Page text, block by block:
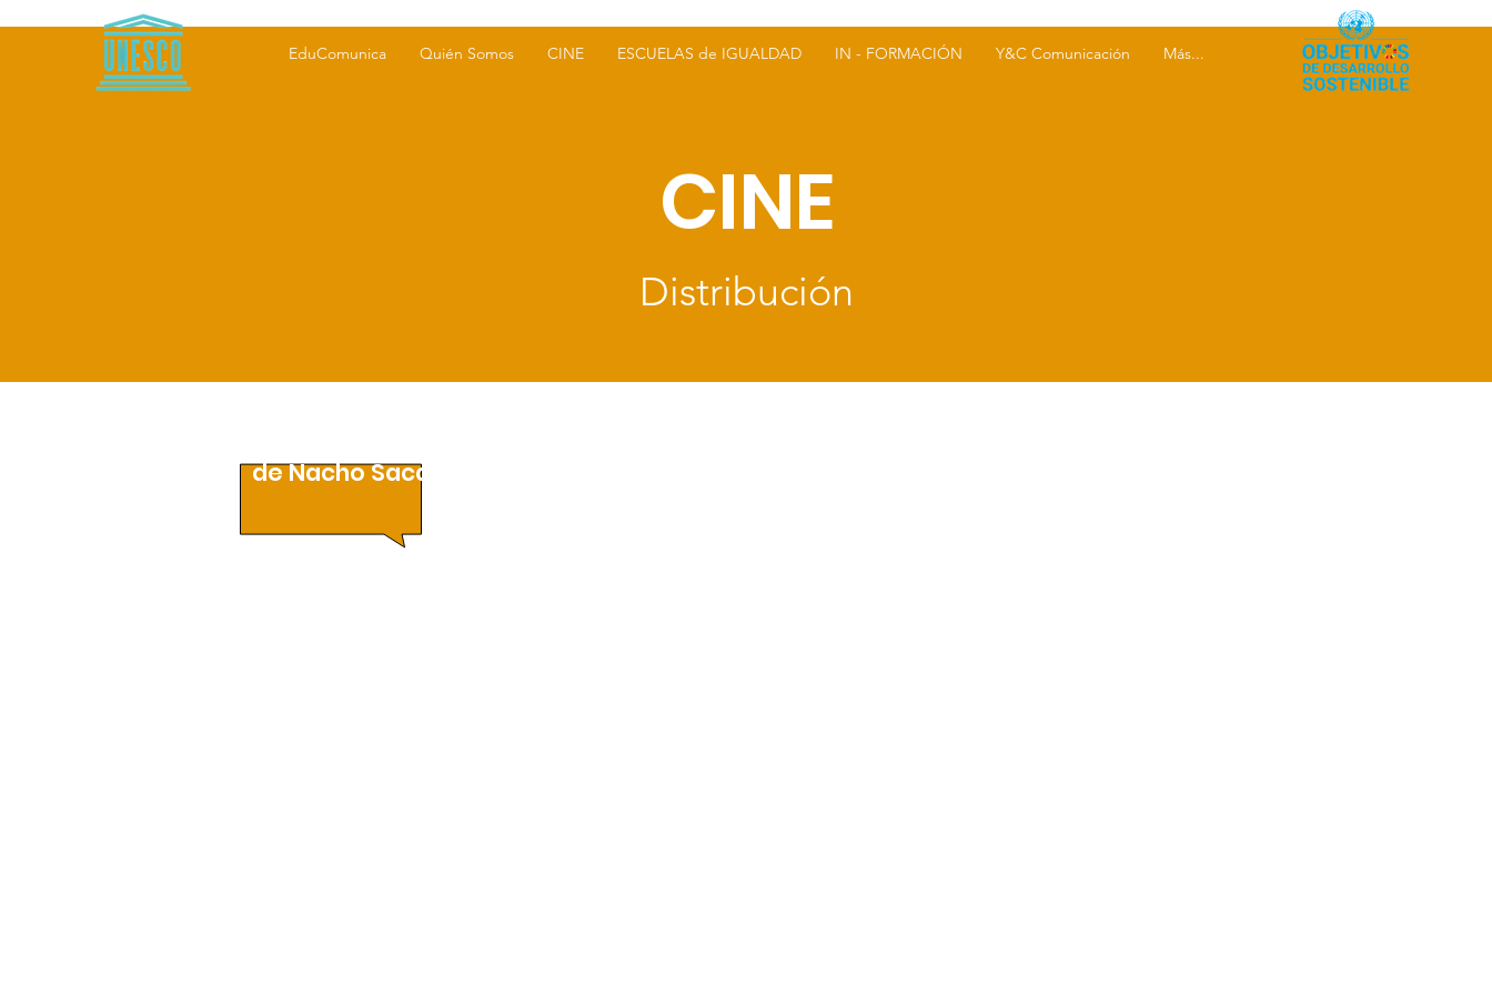
EduComunica Quién Somos CINE ESCUELAS de IGUALDAD IN - FORMACIÓN Y&C Comunicación Más...
CINE
Distribución
de Nacho Sacaluga